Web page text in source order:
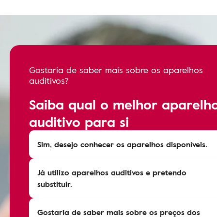
Gostaria de saber mais sobre os aparelhos
auditivos?
Saiba qual o melhor
auditivo para si
Sim, desejo conhecer os aparelhos disponíveis.
Já utilizo aparelhos auditivos e pretendo
substituir.
Gostaria de saber mais sobre os preços dos